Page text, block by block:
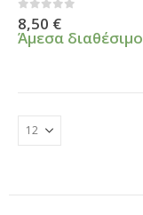
0 από 5
8,50 €
Άμεσα διαθέσιμο